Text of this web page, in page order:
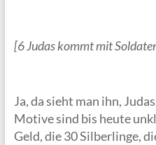
[6 Judas kommt mit
Ja, da sieht man ihn,
Motive sind bis heute
Geld, die 30 Silberlinge,